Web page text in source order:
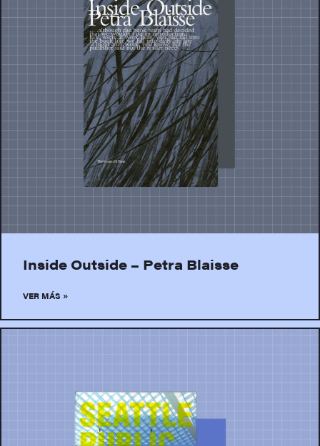
Inside Outside – Petra Blaisse
VER MÁS »